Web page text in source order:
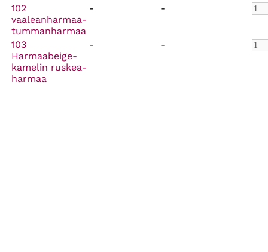
102
vaaleanharmaa-
tummanharmaa
- -
103
Harmaabeige-
kamelin ruskea-
harmaa
- -